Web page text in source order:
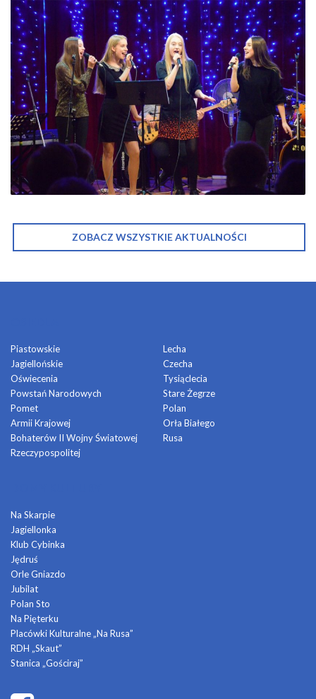
ZOBACZ WSZYSTKIE AKTUALNOŚCI
Piastowskie
Jagiellońskie
Oświecenia
Powstań Narodowych
Pomet
Armii Krajowej
Bohaterów II Wojny Światowej
Rzeczypospolitej
Lecha
Czecha
Tysiąclecia
Stare Żegrze
Polan
Orła Białego
Rusa
Na Skarpie
Jagiellonka
Klub Cybinka
Jędruś
Orle Gniazdo
Jubilat
Polan Sto
Na Pięterku
Placówki Kulturalne „Na Rusa”
RDH „Skaut”
Stanica „Gościraj”